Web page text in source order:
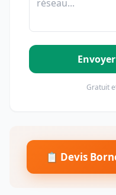
Gratuit
📋 Devis